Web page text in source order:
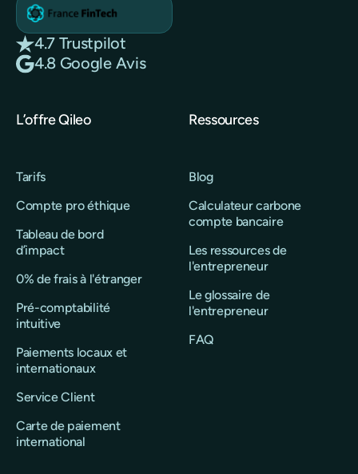
4.7 Trustpilot
4.8 Google Avis
L’offre Qileo
Tarifs
Compte pro éthique
Tableau de bord
d’impact
0% de frais à l'étranger
Pré-comptabilité
intuitive
Paiements locaux et
internationaux
Service Client
Carte de paiement
international
Ressources
Blog
Calculateur carbone
compte bancaire
Les ressources de
l'entrepreneur
Le glossaire de
l'entrepreneur
FAQ